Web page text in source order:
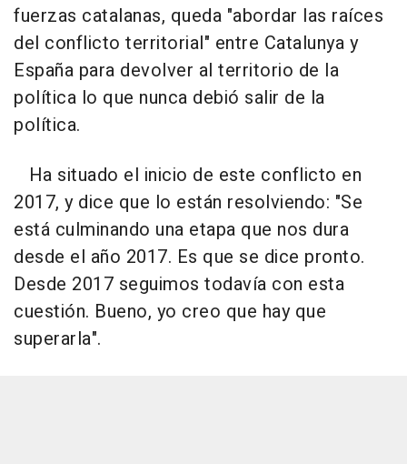
fuerzas catalanas, queda "abordar las raíces
del conflicto territorial" entre Catalunya y
España para devolver al territorio de la
política lo que nunca debió salir de la
política.
Ha situado el inicio de este conflicto en
2017, y dice que lo están resolviendo: "Se
está culminando una etapa que nos dura
desde el año 2017. Es que se dice pronto.
Desde 2017 seguimos todavía con esta
cuestión. Bueno, yo creo que hay que
superarla".